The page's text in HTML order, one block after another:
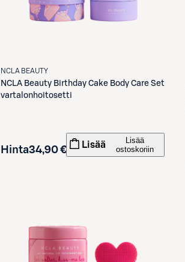
NCLA BEAUTY
NCLA Beauty Birthday Cake Body Care Set
vartalonhoitosetti
Hinta34,90 € Lisää
Lisää
ostoskoriin